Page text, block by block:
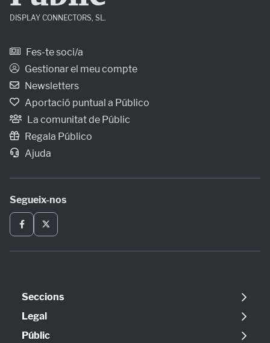
DISPLAY CONNECTORS, SL.
Fes-te soci/a
Gestionar el meu compte
Newsletters
Aportació puntual a Público
La comunitat de Públic
Regala Público
Ajuda
Segueix-nos
Seccions
Política
Opinió
Legal
Avís legal
Públic